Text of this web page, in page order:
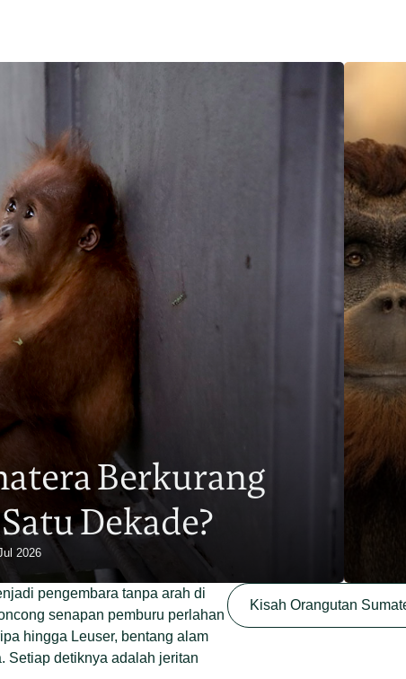
Sumatera yang
di Denver Zoo
Paino
pengembara tanpa arah di
senapan pemburu perlahan
hingga Leuser, bentang alam
Setiap detiknya adalah jeritan